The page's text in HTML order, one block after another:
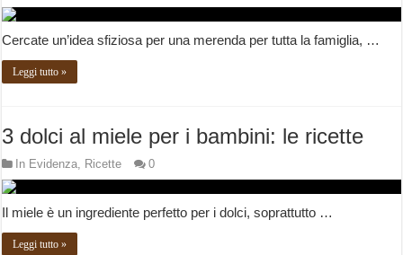
Cercate un’idea sfiziosa per una merenda per tutta la famiglia, …
Leggi tutto »
3 dolci al miele per i bambini: le ricette
In Evidenza, Ricette 0
Il miele è un ingrediente perfetto per i dolci, soprattutto …
Leggi tutto »